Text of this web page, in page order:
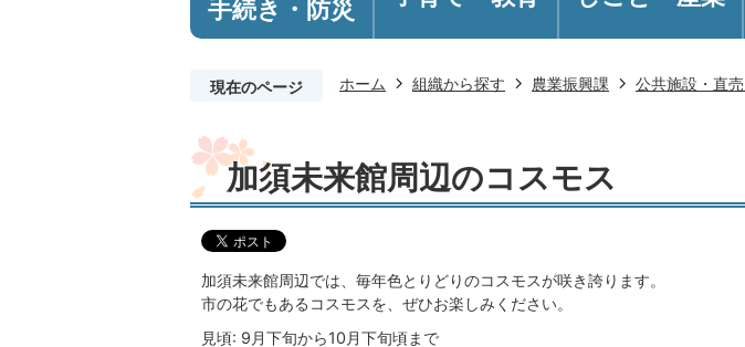
手続き ・防災
現在のページ ホーム 組織から探す 農業振興課 公共施設・直
加須未来館周辺のコスモス
加須未来館周辺では、毎年色とりどりのコスモスが咲き誇ります。
市の花でもあるコスモスを、ぜひお楽しみください。
見頃: 9月下旬から10月下旬頃まで